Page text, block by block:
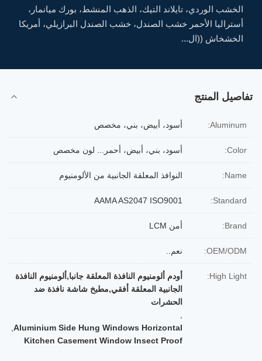
الخشب الوردي، تايلاند التيك، الذهب المنشط، بورك ميانمار،
أستراليا الأحمر خشب الصندل، خشب الصندل البرازيلي، أمريكا
الخشخاش ((ال...
تفاصيل المنتج
Aluminum: أسود، أبيض، بني، مخصص
Color: أسود، بني، أبيض، أحمر... لون مخصص
Name: النوافذ المعلقة الجانبية من الألومنيوم
Standard:
AAMA AS2047 ISO9001
Brand: أمن LCM
OEM/ODM: نعم..
High Light:
أودم ألومنيوم النافذة المعلقة جانبا,ألومنيوم النافذة
الجانبية المعلقة أفقي,مطبخ شاشة نافذة ضد
الحشرات
Aluminium Side Hung Windows Horizontal
Kitchen Casement Window Insect Proof